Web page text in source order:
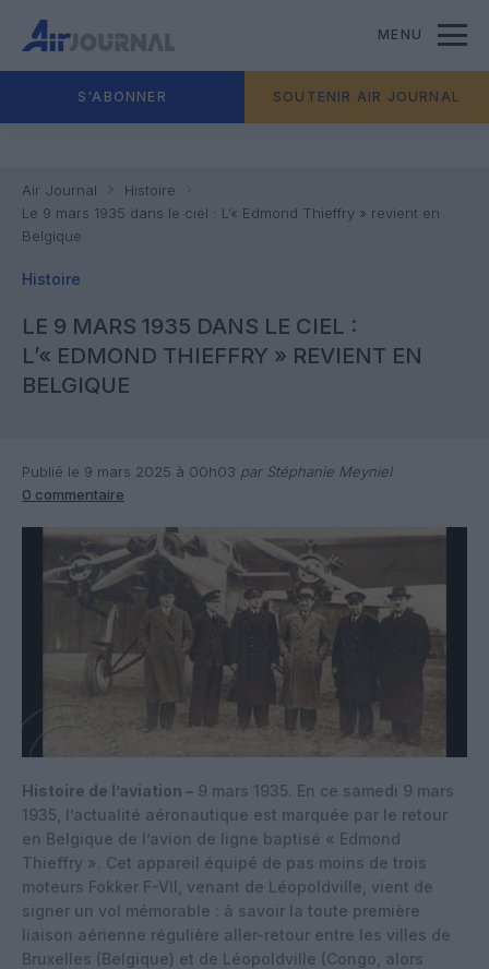
MENU
S'ABONNER SOUTENIR AIR JOURNAL
Air Journal
Histoire
Le 9 mars 1935 dans le ciel : L’« Edmond Thieffry » revient en
Belgique
Histoire
LE 9 MARS 1935 DANS LE CIEL :
L’« EDMOND THIEFFRY » REVIENT EN
BELGIQUE
Publié le 9 mars 2025 à 00h03 par Stéphanie Meyniel
0 commentaire
Histoire de l’aviation – 9 mars 1935. En ce samedi 9 mars
1935, l’actualité aéronautique est marquée par le retour
en Belgique de l’avion de ligne baptisé « Edmond
Thieffry ». Cet appareil équipé de pas moins de trois
moteurs Fokker F-VII, venant de Léopoldville, vient de
signer un vol mémorable : à savoir la toute première
liaison aérienne régulière aller-retour entre les villes de
Bruxelles (Belgique) et de Léopoldville (Congo, alors